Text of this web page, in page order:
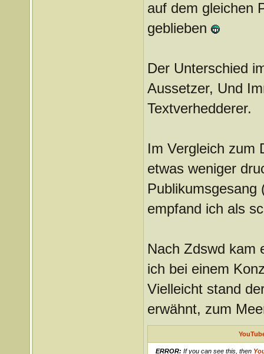
auf dem gleichen
geblieben
Der Unterschied
Aussetzer, Und
Textverhedderer.
Im Vergleich zum
etwas weniger
Publikumsgesang
empfand ich als
Nach Zdswd kam
ich bei einem
Vielleicht stand
erwähnt, zum
ERROR: If you can see this, then